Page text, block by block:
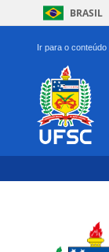
BRASIL
Ir para o conteúdo